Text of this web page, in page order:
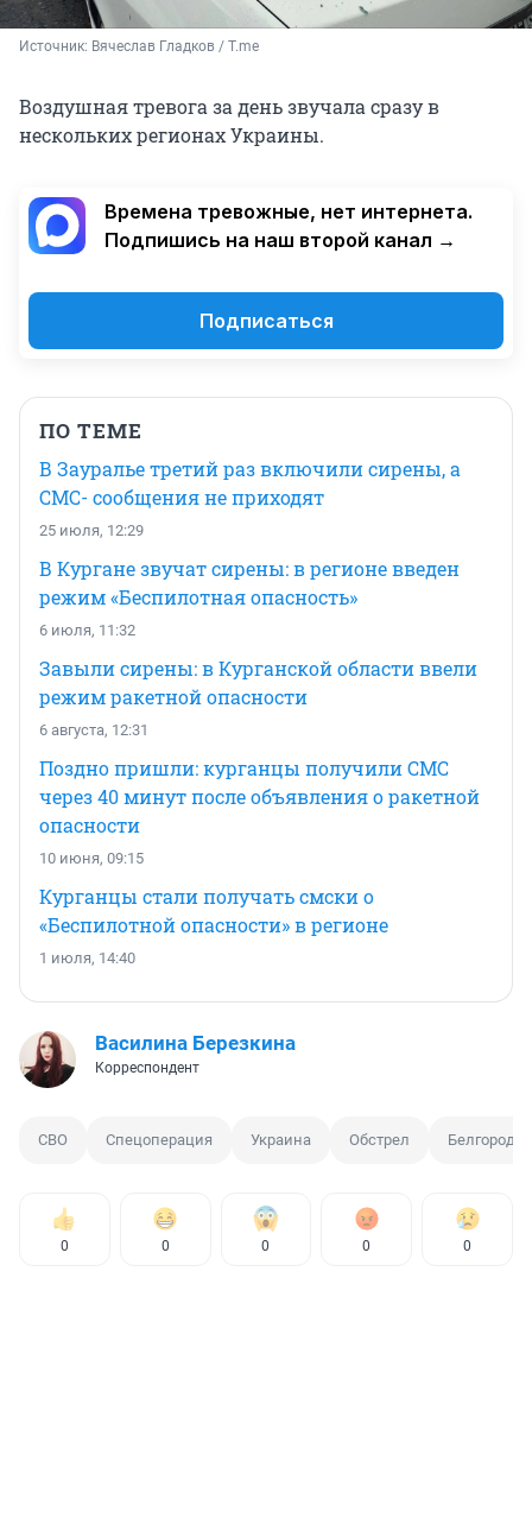
Источник: Вячеслав Гладков / T.me
Воздушная тревога за день звучала сразу в
нескольких регионах Украины.
Времена тревожные, нет интернета.
Подпишись на наш второй канал →
Подписаться
ПО ТЕМЕ
В Зауралье третий раз включили сирены, а
СМС- сообщения не приходят
25 июля, 12:29
В Кургане звучат сирены: в регионе введен
режим «Беспилотная опасность»
6 июля, 11:32
Завыли сирены: в Курганской области ввели
режим ракетной опасности
6 августа, 12:31
Поздно пришли: курганцы получили СМС
через 40 минут после объявления о ракетной
опасности
10 июня, 09:15
Курганцы стали получать смски о
«Беспилотной опасности» в регионе
1 июля, 14:40
Василина Березкина
Корреспондент
СВО Спецоперация Украина Обстрел
0 0 0 0 0